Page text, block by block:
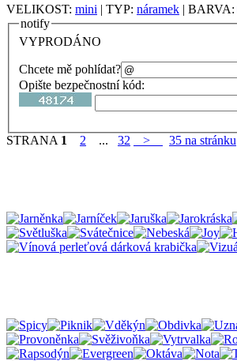
VELIKOST: mini | TYP: náramek | BARVA:
notify
VYPRODÁNO
Chcete mě pohlídat?
Opište bezpečnostní kód:
STRANA 1 2 ... 32 > 35 na stránku